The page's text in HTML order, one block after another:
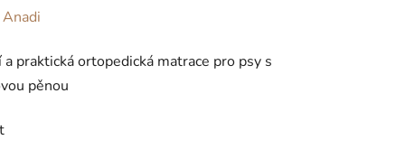
Anadi
a praktická ortopedická matrace pro psy s
pěnou